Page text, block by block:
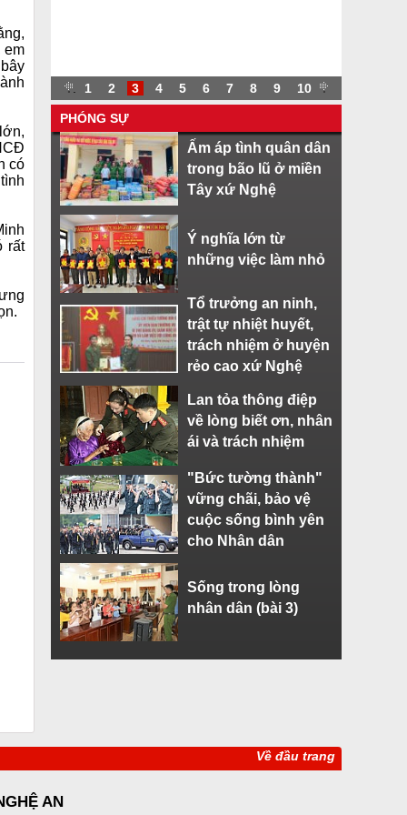
em
có
rất
. 1 2 3 4 5 6 7 8 9 10 .
PHÓNG SỰ
Ấm áp tình quân dân
trong bão lũ ở miền
Tây xứ Nghệ
Ý nghĩa lớn từ
những việc làm nhỏ
Tổ trưởng an ninh,
trật tự nhiệt huyết,
trách nhiệm ở huyện
rẻo cao xứ Nghệ
Lan tỏa thông điệp
về lòng biết ơn, nhân
ái và trách nhiệm
"Bức tường thành"
vững chãi, bảo vệ
cuộc sống bình yên
cho Nhân dân
Sống trong lòng
nhân dân (bài 3)
Về đầu trang
AN